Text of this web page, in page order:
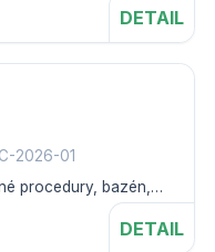
DETAIL
2026-01
procedury, bazén,
DETAIL